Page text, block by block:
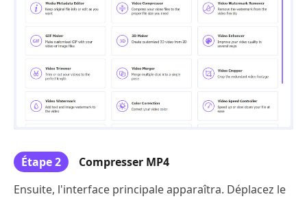
Étape 2
Compresser MP4
Ensuite, l'interface principale apparaîtra. Déplacez le